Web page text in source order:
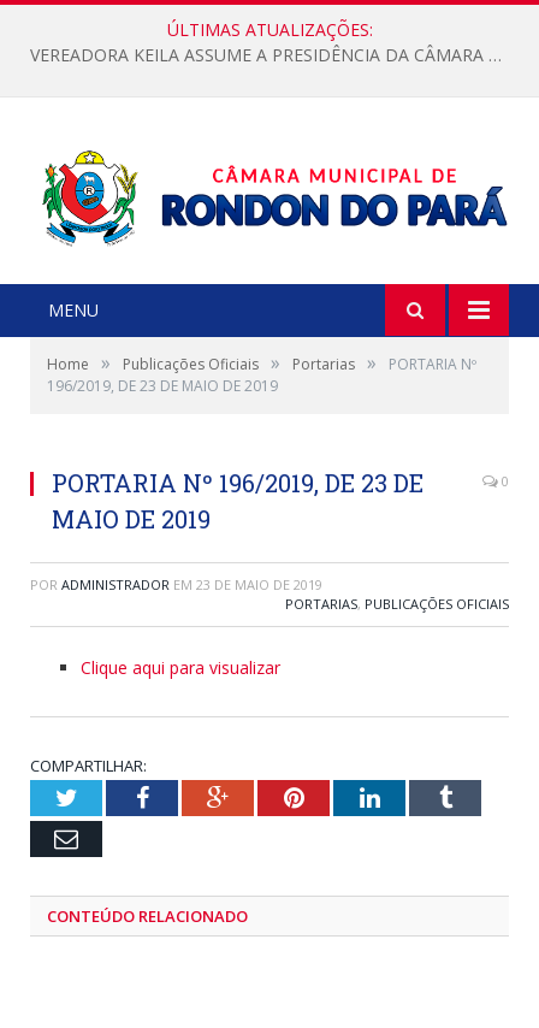
ÚLTIMAS ATUALIZAÇÕES:
VEREADORA KEILA ASSUME A PRESIDÊNCIA DA CÂMARA MUNICIPAL.
MENU
Home » Publicações Oficiais » Portarias »
PORTARIA Nº
196/2019, DE 23 DE MAIO DE 2019
PORTARIA Nº 196/2019, DE 23 DE
MAIO DE 2019
0
POR ADMINISTRADOR EM 23 DE MAIO DE 2019
PORTARIAS, PUBLICAÇÕES OFICIAIS
Clique aqui para visualizar
COMPARTILHAR:
TwitterFacebookGoogle+PinterestLinkedInTumblr
Email
CONTEÚDO RELACIONADO